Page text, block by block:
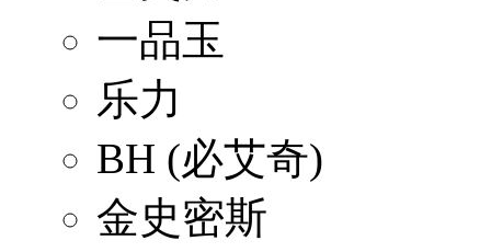
一品玉
乐力
BH (必艾奇)
金史密斯